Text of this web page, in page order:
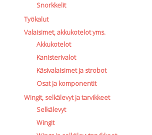
Snorkkelit
Työkalut
Valaisimet, akkukotelot yms.
Akkukotelot
Kanisterivalot
Käsivalaisimet ja strobot
Osat ja komponentit
Wingit, selkälevyt ja tarvikkeet
Selkälevyt
Wingit